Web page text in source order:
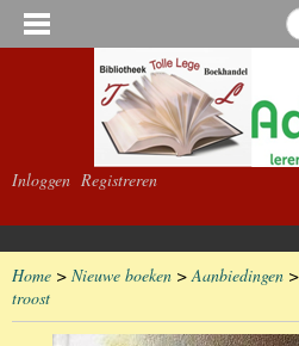
Inloggen Registreren
Home > Nieuwe boeken >Aanbiedingen >
troost